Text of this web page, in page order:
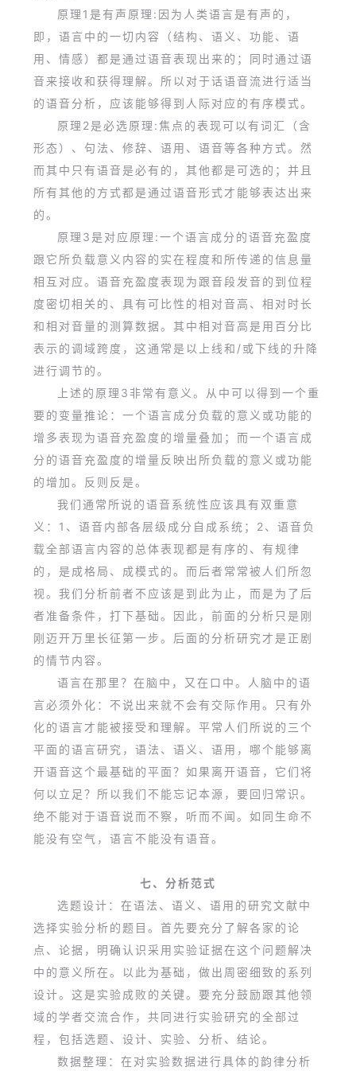
原理1是有声原理:因为人类语言是有声的，
即，语言中的一切内容（结构、语义、功能、语
用、情感）都是通过语音表现出来的；同时通过语
音来接收和获得理解。所以对于话语音流进行适当
的语音分析，应该能够得到人际对应的有序模式。
原理2是必选原理:焦点的表现可以有词汇（含
形态）、句法、修辞、语用、语音等各种方式。然
而其中只有语音是必有的，其他都是可选的；并且
所有其他的方式都是通过语音形式才能够表达出来
的。
原理3是对应原理:一个语言成分的语音充盈度
跟它所负载意义内容的实在程度和所传递的信息量
相互对应。语音充盈度表现为跟音段发音的到位程
度密切相关的、具有可比性的相对音高、相对时长
和相对音量的测算数据。其中相对音高是用百分比
表示的调域跨度，这通常是以上线和/或下线的升降
进行调节的。
上述的原理3非常有意义。从中可以得到一个重
要的变量推论：一个语言成分负载的意义或功能的
增多表现为语音充盈度的增量叠加；而一个语言成
分的语音充盈度的增量反映出所负载的意义或功能
的增加。反则反是。
我们通常所说的语音系统性应该具有双重意
义：1、语音内部各层级成分自成系统；2、语音负
载全部语言内容的总体表现都是有序的、有规律
的，是成格局、成模式的。而后者常常被人们所忽
视。我们分析前者不应该是到此为止，而是为了后
者准备条件，打下基础。因此，前面的分析只是刚
刚迈开万里长征第一步。后面的分析研究才是正剧
的情节内容。
语言在那里？在脑中，又在口中。人脑中的语
言必须外化：不说出来就不会有交际作用。只有外
化的语言才能被接受和理解。平常人们所说的三个
平面的语言研究，语法、语义、语用，哪个能够离
开语音这个最基础的平面？如果离开语音，它们将
何以立足？所以我们不能忘记本源，要回归常识。
绝不能对于语音说而不察，听而不闻。如同生命不
能没有空气，语言不能没有语音。
七、分析范式
选题设计：在语法、语义、语用的研究文献中
选择实验分析的题目。首先要充分了解各家的论
点、论据，明确认识采用实验证据在这个问题解决
中的意义所在。以此为基础，做出周密细致的系列
设计。这是实验成败的关键。要充分鼓励跟其他领
域的学者交流合作，共同进行实验研究的全部过
程，包括选题、设计、实验、分析、结论。
数据整理：在对实验数据进行具体的韵律分析